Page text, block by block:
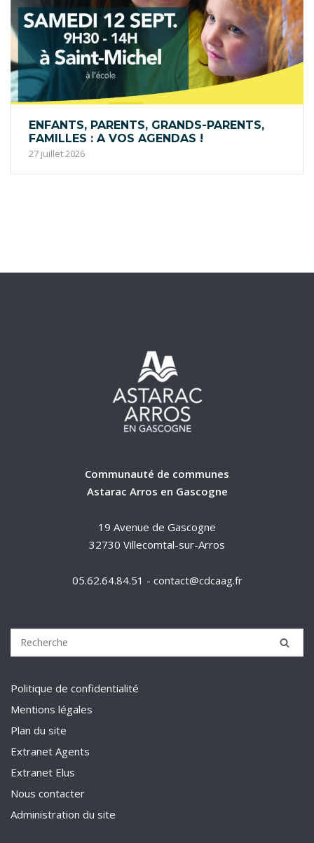
ENFANTS, PARENTS, GRANDS-PARENTS,
FAMILLES : A VOS AGENDAS !
27 juillet 2026
Communauté de communes
Astarac Arros en Gascogne
19 Avenue de Gascogne
32730 Villecomtal-sur-Arros
05.62.64.84.51 - contact@cdcaag.fr
Politique de confidentialité
Mentions légales
Plan du site
Extranet Agents
Extranet Elus
Nous contacter
Administration du site